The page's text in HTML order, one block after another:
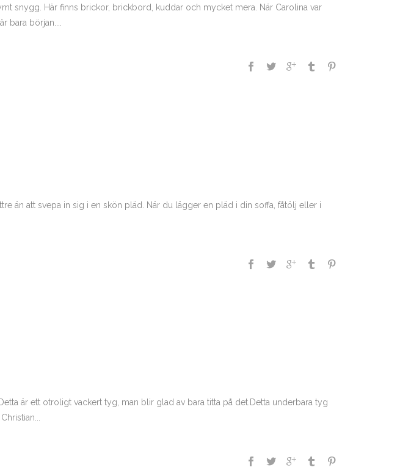
snygg. Här finns brickor, brickbord, kuddar och mycket mera. När Carolina var
bara början....
än att svepa in sig i en skön pläd. När du lägger en pläd i din soffa, fåtölj eller i
är ett otroligt vackert tyg, man blir glad av bara titta på det.Detta underbara tyg